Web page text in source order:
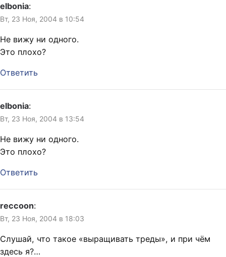
elbonia:
Вт, 23 Ноя, 2004 в 10:54
Не вижу ни одного.
Это плохо?
Ответить
elbonia:
Вт, 23 Ноя, 2004 в 13:54
Не вижу ни одного.
Это плохо?
Ответить
reccoon:
Вт, 23 Ноя, 2004 в 18:03
Слушай, что такое «выращивать треды», и при чём
здесь я?…